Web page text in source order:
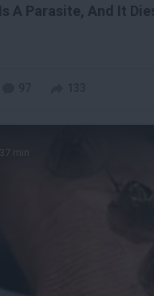
A Parasite, And It
min